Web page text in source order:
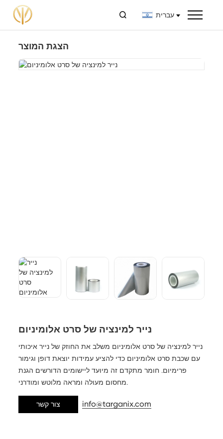
 עברית
הצגת המוצר
נייר למינציה של סרט אלומיניום
נייר למינציה של סרט אלומיניום משלב את החוזק של נייר איכותי
עם שכבת סרט אלומיניום כדי להציע עמידות יוצאת דופן וגימור
פרימיום. חומר מתקדם זה מיועד ליישומים הדורשים הגנת
מחסום מעולה ומראה מלוטש ומודרני.
צור קשר info@targanix.com